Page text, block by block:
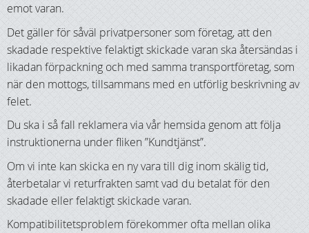
emot varan.
Det gäller för såväl privatpersoner som företag, att den
skadade respektive felaktigt skickade varan ska återsändas i
likadan förpackning och med samma transportföretag, som
när den mottogs, tillsammans med en utförlig beskrivning av
felet.
Du ska i så fall reklamera via vår hemsida genom att följa
instruktionerna under fliken ”Kundtjänst”.
Om vi inte kan skicka en ny vara till dig inom skälig tid,
återbetalar vi returfrakten samt vad du betalat för den
skadade eller felaktigt skickade varan.
Kompatibilitetsproblem förekommer ofta mellan olika